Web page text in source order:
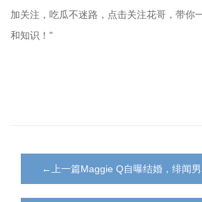
加关注，吃瓜不迷路，点击关注花哥，带你
和知识！"
←上一篇Maggie Q自曝结婚，绯闻